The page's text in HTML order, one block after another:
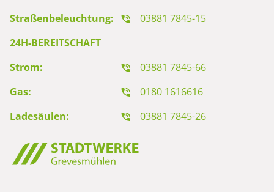
Straßenbeleuchtung:
03881 7845-15
24H-BEREITSCHAFT
Strom:
03881 7845-66
Gas:
0180 1616616
Ladesäulen:
03881 7845-26